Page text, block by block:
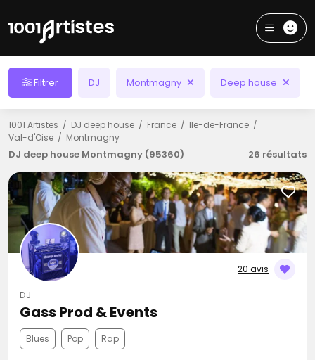
Filtrer DJ Montmagny Deep house
1001 Artistes DJ deep house France
Ile-de-France
Val-d'Oise
Montmagny
DJ deep house Montmagny (95360) 26 résultats
20 avis
DJ
Gass Prod & Events
Blues Pop Rap